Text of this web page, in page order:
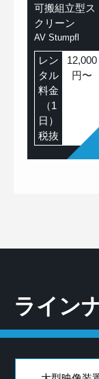
可搬組立型ス
クリーン
AV Stumpfl
レン
タル
料金
（1
日）
税抜
12,000
円〜
ライン